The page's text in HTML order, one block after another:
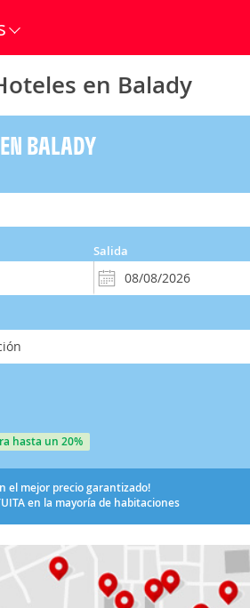
en Balady
BALADY
Salida
hasta un 20%
el mejor precio garantizado!
en la mayoría de habitaciones